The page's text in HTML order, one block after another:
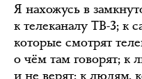
Я нахожусь в
к телеканалу ТВ-3; к
которые смотрят
о чём там говорят; к
и не верят; к людям,